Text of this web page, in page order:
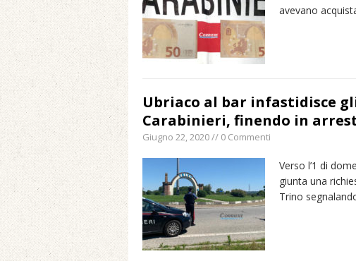
avevano
Ubriaco al bar infastidisce
Carabinieri, finendo in
Giugno 22, 2020 // 0 Commenti
Verso l’1 di
giunta una
Trino